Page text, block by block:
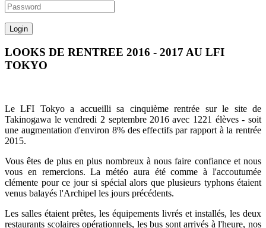
LOOKS DE RENTREE 2016 - 2017 AU LFI
TOKYO
Le LFI Tokyo a accueilli sa cinquième rentrée sur le site de
Takinogawa le vendredi 2 septembre 2016 avec 1221 élèves - soit
une augmentation d'environ 8% des effectifs par rapport à la rentrée
2015.
Vous êtes de plus en plus nombreux à nous faire confiance et nous
vous en remercions. La météo aura été comme à l'accoutumée
clémente pour ce jour si spécial alors que plusieurs typhons étaient
venus balayés l'Archipel les jours précédents.
Les salles étaient prêtes, les équipements livrés et installés, les deux
restaurants scolaires opérationnels, les bus sont arrivés à l'heure, nos